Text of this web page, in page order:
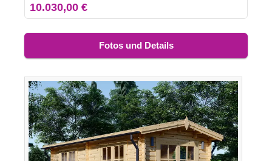
10.030,00 €
Fotos und Details